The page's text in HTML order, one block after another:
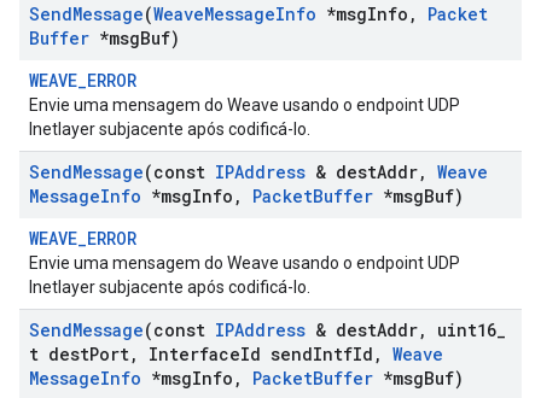
SendMessage(WeaveMessageInfo *msgInfo ,
Packet
Buffer *msgBuf)
WEAVE_ERROR
Envie uma mensagem do Weave usando o endpoint UDP
Inetlayer subjacente após codificá-lo.
SendMessage(const IPAddress & destAddr, Weave
MessageInfo *msgInfo , PacketBuffer *msgBuf)
WEAVE_ERROR
Envie uma mensagem do Weave usando o endpoint UDP
Inetlayer subjacente após codificá-lo.
SendMessage(const IPAddress & destAddr, uint16
t destPort, InterfaceId sendIntfId , Weave
MessageInfo *msgInfo , PacketBuffer *msgBuf)